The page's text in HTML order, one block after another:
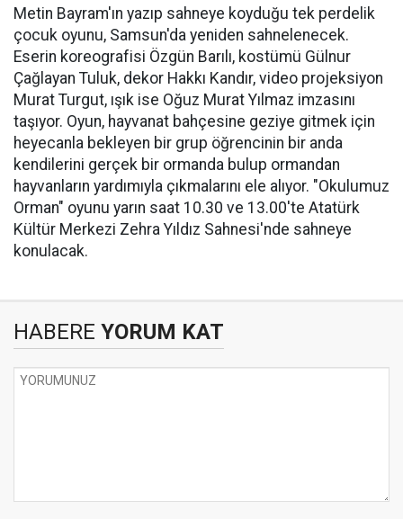
Metin Bayram'ın yazıp sahneye koyduğu tek perdelik
çocuk oyunu, Samsun'da yeniden sahnelenecek.
Eserin koreografisi Özgün Barılı, kostümü Gülnur
Çağlayan Tuluk, dekor Hakkı Kandır, video projeksiyon
Murat Turgut, ışık ise Oğuz Murat Yılmaz imzasını
taşıyor. Oyun, hayvanat bahçesine geziye gitmek için
heyecanla bekleyen bir grup öğrencinin bir anda
kendilerini gerçek bir ormanda bulup ormandan
hayvanların yardımıyla çıkmalarını ele alıyor. "Okulumuz
Orman" oyunu yarın saat 10.30 ve 13.00'te Atatürk
Kültür Merkezi Zehra Yıldız Sahnesi'nde sahneye
konulacak.
HABERE YORUM KAT